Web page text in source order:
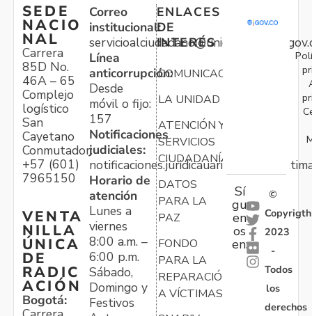
SEDE
NACIO
NAL
Carrera
85D No.
46A – 65
Complejo
logístico
San
Cayetano
Conmutador:
+57 (601)
7965150
VENTA
NILLA
ÚNICA
DE
RADIC
ACIÓN
Bogotá:
Correo
institucional:
Línea
anticorrupción:
Desde
móvil o fijo:
157
Notificaciones
judiciales:
Horario de
atención
Lunes a
viernes
8:00 a.m. –
6:00 p.m.
Sábado,
Domingo y
Festivos
ENLACES
DE
INTERÉS
COMUNICACIONES
LA UNIDAD
ATENCIÓN Y
SERVICIOS
CIUDADANÍA
DATOS
PARA LA
PAZ
FONDO
PARA LA
REPARACIÓN
A VÍCTIMAS
Sí
gu
en
os
en:
©
Copyrigth
2023
-
Todos
los
derechos